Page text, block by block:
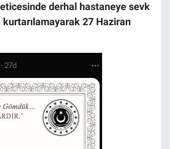
derhal hastaneye sevk
27 Haziran